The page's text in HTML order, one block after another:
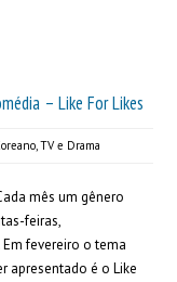
– Like For Likes
,TV e Drama
mês um gênero
feiras,
fevereiro o tema
apresentado é o Like